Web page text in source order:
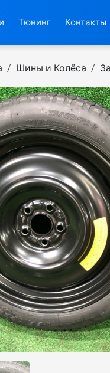
Тюнинг Контакты
Шины и Колёса